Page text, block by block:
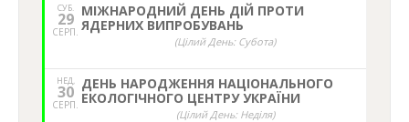
СУБ.
29
СЕРП.
МІЖНАРОДНИЙ ДЕНЬ ДІЙ ПРОТИ
ЯДЕРНИХ ВИПРОБУВАНЬ
(Цілий День: Субота)
НЕД,
30
СЕРП.
ДЕНЬ НАРОДЖЕННЯ НАЦІОНАЛЬНОГО
ЕКОЛОГІЧНОГО ЦЕНТРУ УКРАЇНИ
(Цілий День: Неділя)